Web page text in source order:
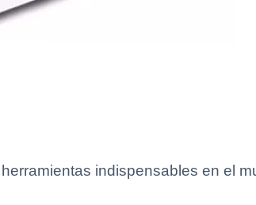
indispensables en el